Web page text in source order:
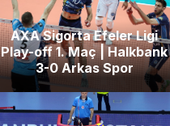
AXA Sigorta Efeler Ligi
Play-off 1. Maç | Halkbank
3-0 Arkas Spor